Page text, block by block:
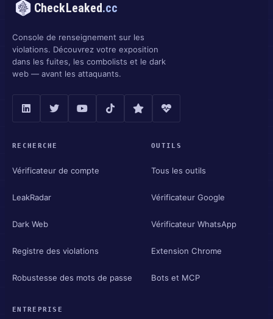
CheckLeaked.cc
Console de renseignement sur les
violations. Découvrez votre exposition
dans les fuites, les combolists et le dark
web — avant les attaquants.
RECHERCHE
Vérificateur de compte
LeakRadar
Dark Web
Registre des violations
Robustesse des mots de passe
OUTILS
Tous les outils
Vérificateur Google
Vérificateur WhatsApp
Extension Chrome
Bots et MCP
ENTREPRISE